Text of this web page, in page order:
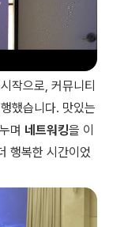
작으로, 커뮤니티
했습니다. 맛있는
며 네트워킹을 이
행복한 시간이었